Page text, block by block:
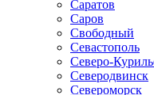
Саратов
Саров
Свободный
Севастополь
Северо-
Северодвинск
Североморск